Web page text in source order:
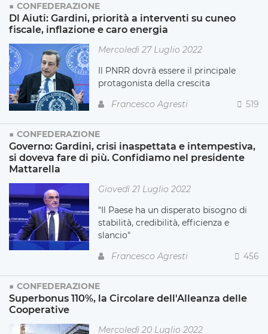
CONFEDERAZIONE
Dl Aiuti: Gardini, priorità a interventi su cuneo
fiscale, inflazione e caro energia
Mercoledì 27 Luglio 2022
Il PNRR dovrà essere il principale
protagonista della crescita
Francesco Agresti
519
CONFEDERAZIONE
Governo: Gardini, crisi inaspettata e intempestiva,
si doveva fare di più. Confidiamo nel presidente
Mattarella
Giovedì 21 Luglio 2022
"Il Paese ha un disperato bisogno di
stabilità, credibilità, efficienza e
slancio"
Francesco Agresti
456
CONFEDERAZIONE
Superbonus 110%, la Circolare dell'Alleanza delle
Cooperative
Mercoledì 20 Luglio 2022